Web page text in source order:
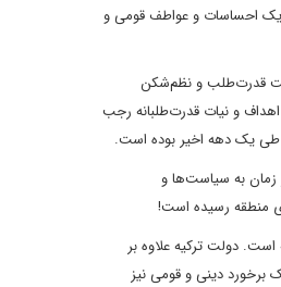
احساسات و عواطف قومی و
قدرت‌طلب و نظم‌شکن
و نیات قدرت‌طلبانه رجب
طی یک دهه اخیر بوده است.
زمان به سیاست‌ها و
منطقه رسیده است!
دولت ترکیه علاوه بر
برخورد دینی و قومی نیز